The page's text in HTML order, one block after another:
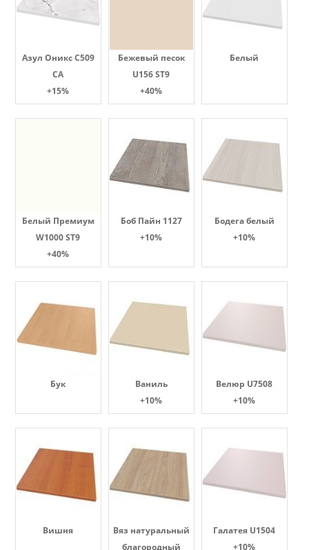
Азул Оникс С509
СА
+15%
Бежевый песок
U156 ST9
+40%
Белый
Белый Премиум
W1000 ST9
+40%
Боб Пайн 1127
+10%
Бодега белый
+10%
Бук
Ваниль
+10%
Велюр U7508
+10%
Вишня
Вяз натуральный
благородный
Галатея U1504
+10%